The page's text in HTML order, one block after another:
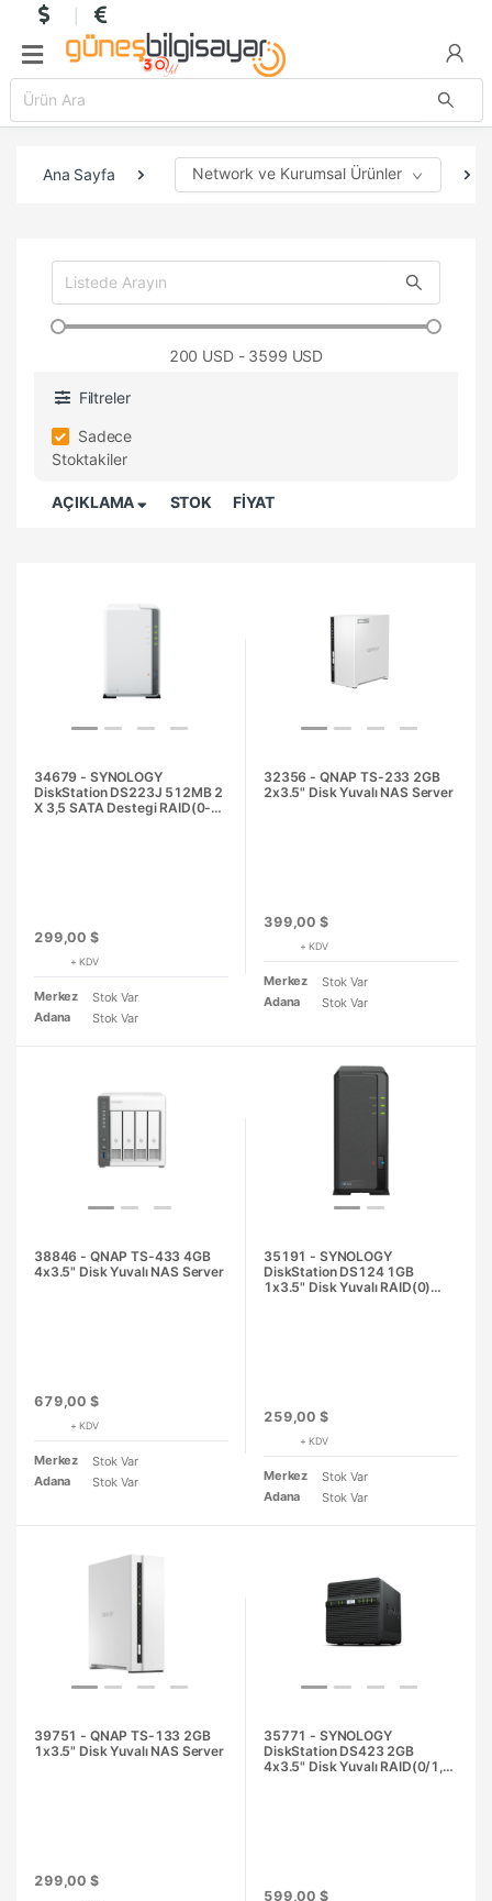
Ana Sayfa Network ve Kurumsal Ürünler
200 USD - 3599 USD
Filtreler
Sadece
Stoktakiler
AÇIKLAMA STOK FİYAT
34679 - SYNOLOGY
DiskStation DS223J 512MB 2
X 3,5 SATA Destegi RAID(0-1)
299,00 $
+ KDV
Merkez
Stok Var
Adana
Stok Var
32356 - QNAP TS-233 2GB
2x3.5" Disk Yuvalı NAS Server
399,00 $
+ KDV
Merkez
Stok Var
Adana
Stok Var
38846 - QNAP TS-433 4GB
4x3.5" Disk Yuvalı NAS Server
679,00 $
+ KDV
Merkez
Stok Var
Adana
Stok Var
35191 - SYNOLOGY
DiskStation DS124 1GB
1x3.5" Disk Yuvalı RAID(0)
259,00 $
+ KDV
Merkez
Stok Var
Adana
Stok Var
39751 - QNAP TS-133 2GB
1x3.5" Disk Yuvalı NAS Server
299,00 $
35771 - SYNOLOGY
DiskStation DS423 2GB
4x3.5" Disk Yuvalı RAID(0/1,5)
599,00 $